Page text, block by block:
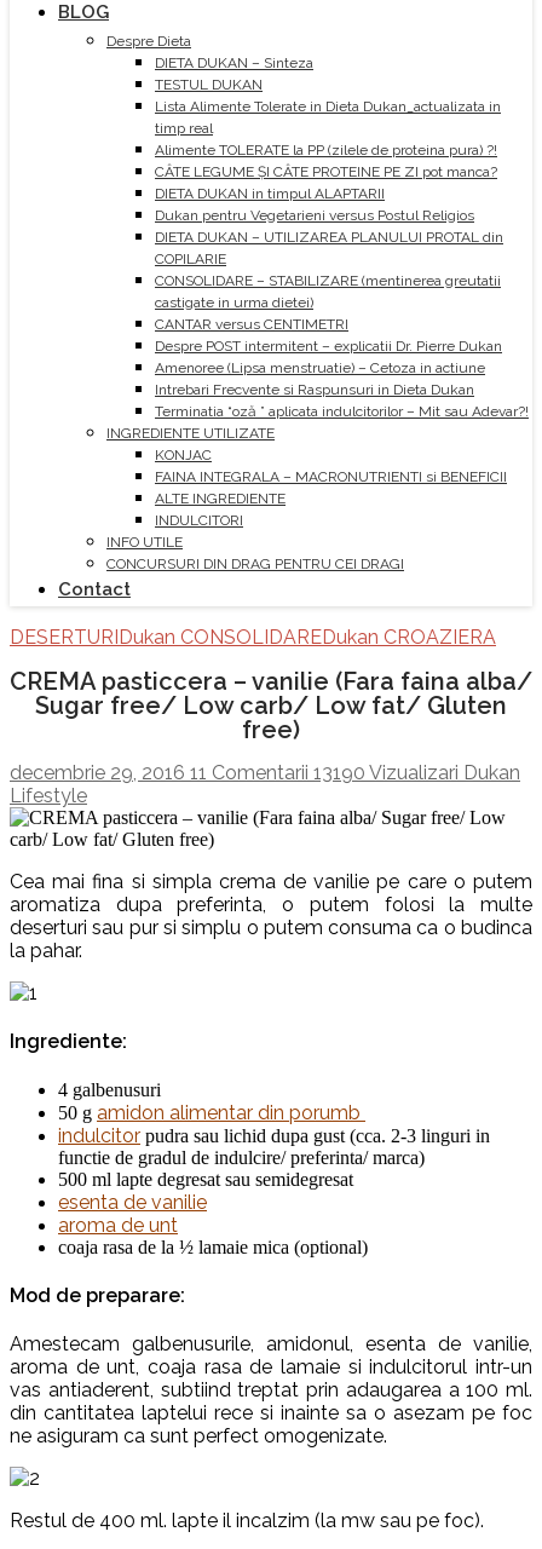
BLOG
Despre Dieta
DIETA DUKAN – Sinteza
TESTUL DUKAN
Lista Alimente Tolerate in Dieta Dukan_actualizata in
timp real
Alimente TOLERATE la PP (zilele de proteina pura) ?!
CÂTE LEGUME ȘI CÂTE PROTEINE PE ZI pot manca?
DIETA DUKAN in timpul ALAPTARII
Dukan pentru Vegetarieni versus Postul Religios
DIETA DUKAN – UTILIZAREA PLANULUI PROTAL din
COPILARIE
CONSOLIDARE – STABILIZARE (mentinerea greutatii
castigate in urma dietei)
CANTAR versus CENTIMETRI
Despre POST intermitent – explicatii Dr. Pierre Dukan
Amenoree (Lipsa menstruatie) – Cetoza in actiune
Intrebari Frecvente si Raspunsuri in Dieta Dukan
Terminatia “oză ” aplicata indulcitorilor – Mit sau Adevar?!
INGREDIENTE UTILIZATE
KONJAC
FAINA INTEGRALA – MACRONUTRIENTI si BENEFICII
ALTE INGREDIENTE
INDULCITORI
INFO UTILE
CONCURSURI DIN DRAG PENTRU CEI DRAGI
Contact
DESERTURIDukan CONSOLIDAREDukan CROAZIERA
CREMA pasticcera – vanilie (Fara faina alba/
Sugar free/ Low carb/ Low fat/ Gluten
free)
decembrie 29, 2016 11 Comentarii 13190 Vizualizari Dukan
Lifestyle
Cea mai fina si simpla crema de vanilie pe care o putem
aromatiza dupa preferinta, o putem folosi la multe
deserturi sau pur si simplu o putem consuma ca o budinca
la pahar.
Ingrediente:
4 galbenusuri
50 g amidon alimentar din porumb
indulcitor pudra sau lichid dupa gust (cca. 2-3 linguri in
functie de gradul de indulcire/ preferinta/ marca)
500 ml lapte degresat sau semidegresat
esenta de vanilie
aroma de unt
coaja rasa de la ½ lamaie mica (optional)
Mod de preparare:
Amestecam galbenusurile, amidonul, esenta de vanilie,
aroma de unt, coaja rasa de lamaie si indulcitorul intr-un
vas antiaderent, subtiind treptat prin adaugarea a 100 ml.
din cantitatea laptelui rece si inainte sa o asezam pe foc
ne asiguram ca sunt perfect omogenizate.
Restul de 400 ml. lapte il incalzim (la mw sau pe foc).